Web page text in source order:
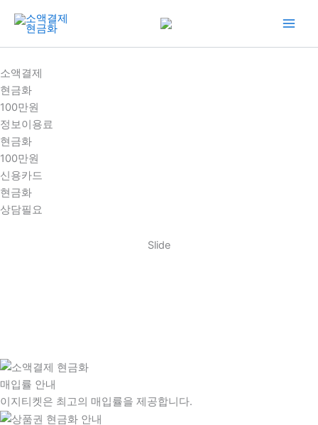
건
너
뛰
기
소액결제
현금화
100만원
정보이용료
현금화
100만원
신용카드
현금화
상담필요
Slide
매입률 안내
이지티켓은 최고의 매입률을 제공합니다.